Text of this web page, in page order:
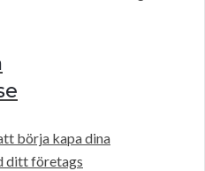
börja kapa dina
ditt företags